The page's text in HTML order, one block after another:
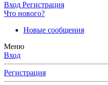
Вход Регистрация
Что нового?
Новые сообщения
Меню
Вход
Регистрация